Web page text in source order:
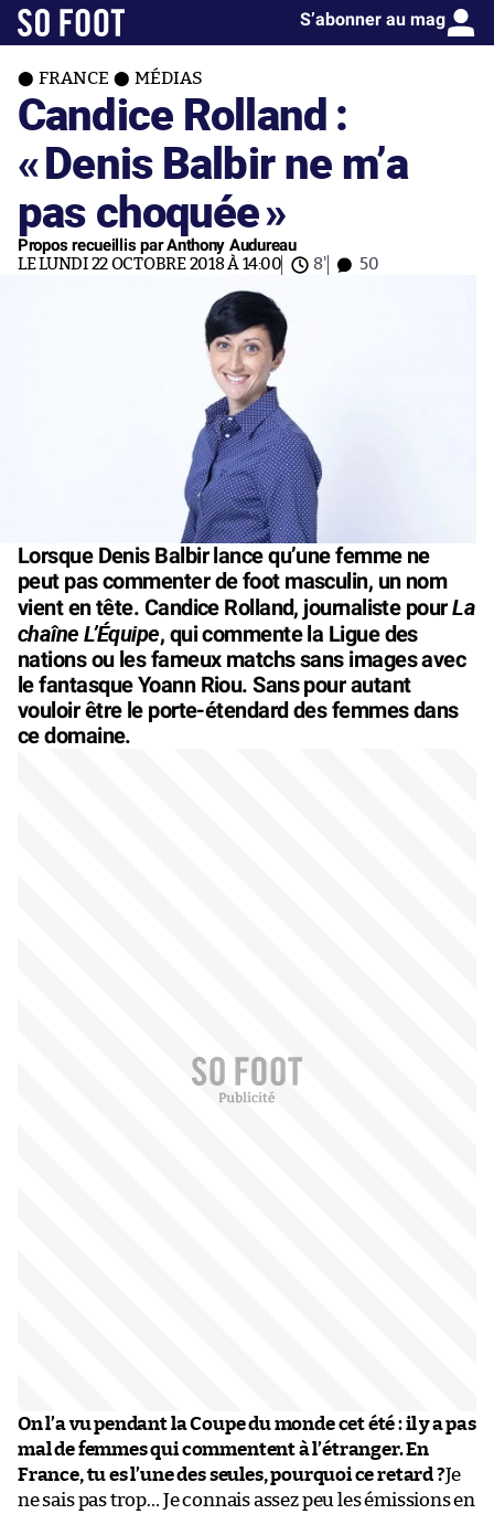
S’abonner au mag
FRANCE MÉDIAS
Candice Rolland :
«Denis Balbir ne m’a
pas choquée»
Propos recueillis par Anthony Audureau
LE LUNDI 22 OCTOBRE 2018 À 14:00 8' 50
Lorsque Denis Balbir lance qu’une femme ne
peut pas commenter de foot masculin, un nom
vient en tête. Candice Rolland, journaliste pourLa
chaîne L’Équipe, qui commente la Ligue des
nations ou les fameux matchs sans images avec
le fantasque Yoann Riou. Sans pour autant
vouloir être le porte-étendard des femmes dans
ce domaine.
On l’a vu pendant la Coupe du monde cet été : il y a pas
mal de femmes qui commentent à l’étranger. En
France, tu es l’une des seules, pourquoi ce retard ?Je
ne sais pas trop… Je connais assez peu les émissions en